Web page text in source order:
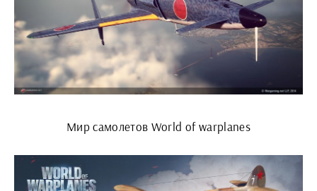
Мир самолетов World of warplanes